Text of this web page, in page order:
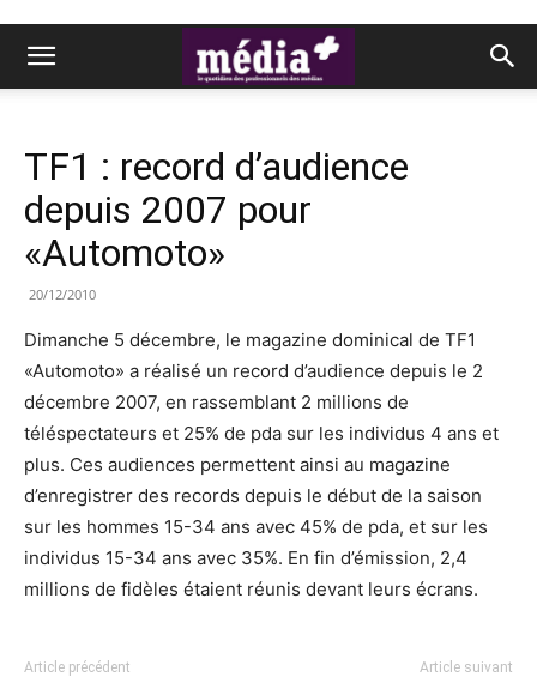
TF1 : record d’audience
depuis 2007 pour
«Automoto»
20/12/2010
Dimanche 5 décembre, le magazine dominical de TF1
«Automoto» a réalisé un record d’audience depuis le 2
décembre 2007, en rassemblant 2 millions de
téléspectateurs et 25% de pda sur les individus 4 ans et
plus. Ces audiences permettent ainsi au magazine
d’enregistrer des records depuis le début de la saison
sur les hommes 15-34 ans avec 45% de pda, et sur les
individus 15-34 ans avec 35%. En fin d’émission, 2,4
millions de fidèles étaient réunis devant leurs écrans.
Article précédent Article suivant